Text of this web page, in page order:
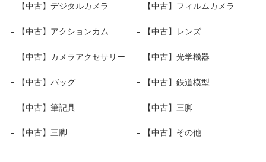
【中古】デジタルカメラ 【中古】フィルムカメラ
【中古】アクションカム 【中古】レンズ
【中古】カメラアクセサリー 【中古】光学機器
【中古】バッグ 【中古】鉄道模型
【中古】筆記具 【中古】三脚
【中古】三脚 【中古】その他